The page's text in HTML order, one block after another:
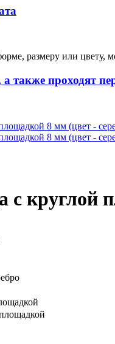
размеру или цвету,
также проходят
с круглой